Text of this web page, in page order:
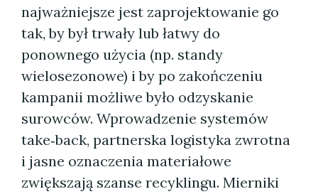
najważniejsze jest zaprojektowanie go
tak, by był trwały lub łatwy do
ponownego użycia (np. standy
wielosezonowe) i by po zakończeniu
kampanii możliwe było odzyskanie
surowców. Wprowadzenie systemów
take‑back, partnerska logistyka zwrotna
i jasne oznaczenia materiałowe
zwiększają szanse recyklingu. Mierniki